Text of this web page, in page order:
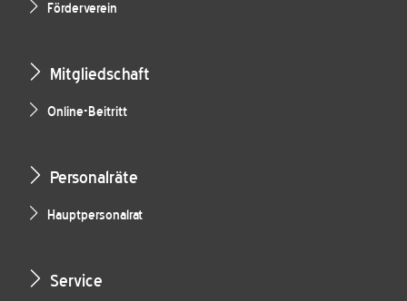
Förderverein
Mitgliedschaft
Online-Beitritt
Personalräte
Hauptpersonalrat
Service